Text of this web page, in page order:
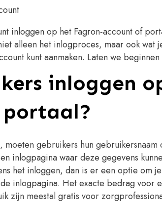
inloggen op het Fagron-account of
alleen het inlogproces, maar ook wat
kunt aanmaken. Laten we
inloggen
gebruikers hun gebruikersnaam
inlogpagina waar deze gegevens
het inloggen, dan is er een optie om
inlogpagina. Het exacte bedrag voor
zijn meestal gratis voor